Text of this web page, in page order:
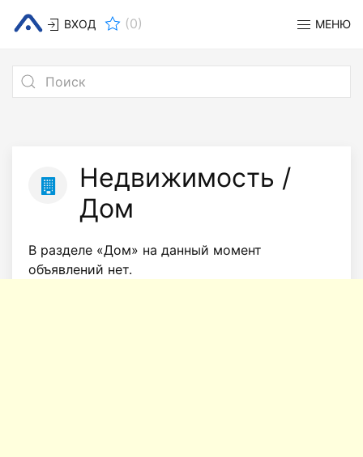
ВХОД (0) МЕНЮ
Недвижимость /
Дом
В разделе «Дом» на данный момент
объявлений нет.